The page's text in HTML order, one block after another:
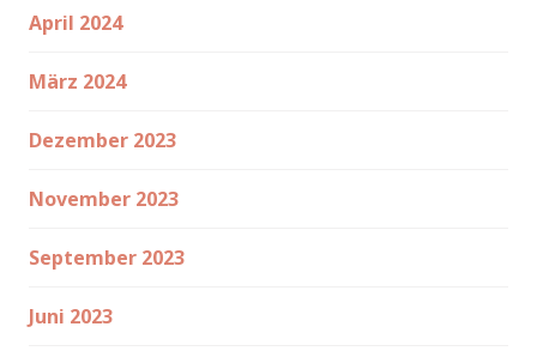
April 2024
März 2024
Dezember 2023
November 2023
September 2023
Juni 2023